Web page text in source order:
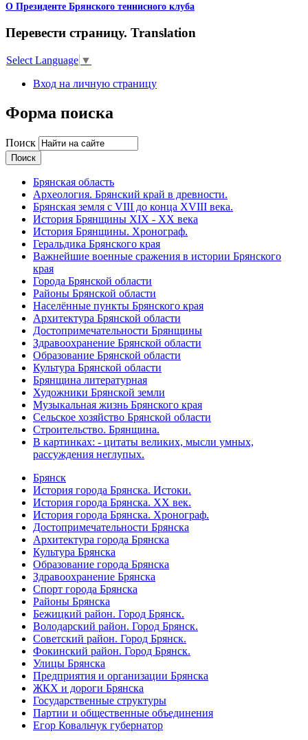
О Президенте Брянского теннисного клуба
Перевести страницу. Translation
Select Language ▼
Вход на личную страницу
Форма поиска
Поиск
Брянская область
Археология. Брянский край в древности.
Брянская земля с VIII до конца XVIII века.
История Брянщины XIX - XX века
История Брянщины. Хронограф.
Геральдика Брянского края
Важнейшие военные сражения в истории Брянского
края
Города Брянской области
Районы Брянской области
Населённые пункты Брянского края
Архитектура Брянской области
Достопримечательности Брянщины
Здравоохранение Брянской области
Образование Брянской области
Культура Брянской области
Брянщина литературная
Художники Брянской земли
Музыкальная жизнь Брянского края
Сельское хозяйство Брянской области
Строительство. Брянщина.
В картинках: - цитаты великих, мысли умных,
рассуждения неглупых.
Брянск
История города Брянска. Истоки.
История города Брянска. XX век.
История города Брянска. Хронограф.
Достопримечательности Брянска
Архитектура города Брянска
Культура Брянска
Образование города Брянска
Здравоохранение Брянска
Спорт города Брянска
Районы Брянска
Бежицкий район. Город Брянск.
Володарский район. Город Брянск.
Советский район. Город Брянск.
Фокинский район. Город Брянск.
Улицы Брянска
Предприятия и организации Брянска
ЖКХ и дороги Брянска
Государственные структуры
Партии и общественные объединения
Егор Ковальчук губернатор